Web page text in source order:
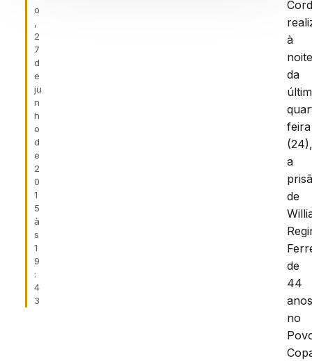
o
,
2
7
d
e
ju
n
h
o
d
e
2
0
1
5
à
s
1
9
:
4
3
à
da
feira
a
de
de
44
no